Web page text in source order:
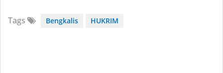
Tags Bengkalis HUKRIM